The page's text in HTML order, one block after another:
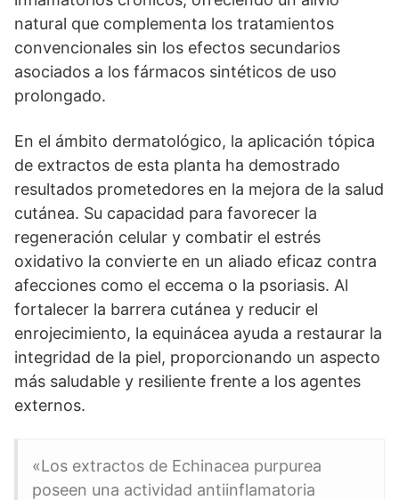
natural que complementa los tratamientos
convencionales sin los efectos secundarios
asociados a los fármacos sintéticos de uso
prolongado.
En el ámbito dermatológico, la aplicación tópica
de extractos de esta planta ha demostrado
resultados prometedores en la mejora de la salud
cutánea. Su capacidad para favorecer la
regeneración celular y combatir el estrés
oxidativo la convierte en un aliado eficaz contra
afecciones como el eccema o la psoriasis. Al
fortalecer la barrera cutánea y reducir el
enrojecimiento, la equinácea ayuda a restaurar la
integridad de la piel, proporcionando un aspecto
más saludable y resiliente frente a los agentes
externos.
«Los extractos de Echinacea purpurea
poseen una actividad antiinflamatoria